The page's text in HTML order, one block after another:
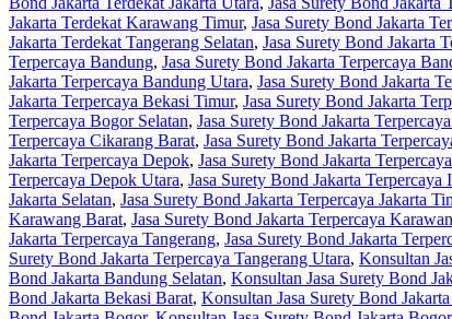
Jakarta Terdekat Karawang Timur, Jasa Surety Bond Jakarta
Jakarta Terdekat Tangerang Selatan, Jasa Surety Bond Jakarta
Terpercaya Bandung, Jasa Surety Bond Jakarta Terpercaya
Jakarta Terpercaya Bandung Utara, Jasa Surety Bond Jakarta
Jakarta Terpercaya Bekasi Timur, Jasa Surety Bond Jakarta
Terpercaya Bogor Selatan, Jasa Surety Bond Jakarta
Terpercaya Cikarang Barat, Jasa Surety Bond Jakarta
Jakarta Terpercaya Depok, Jasa Surety Bond Jakarta
Terpercaya Depok Utara, Jasa Surety Bond Jakarta Terpercaya
Jakarta Selatan, Jasa Surety Bond Jakarta Terpercaya Jakarta
Karawang Barat, Jasa Surety Bond Jakarta Terpercaya
Jakarta Terpercaya Tangerang, Jasa Surety Bond Jakarta
Surety Bond Jakarta Terpercaya Tangerang Utara, Konsultan
Bond Jakarta Bandung Selatan, Konsultan Jasa Surety Bond
Bond Jakarta Bekasi Barat, Konsultan Jasa Surety Bond